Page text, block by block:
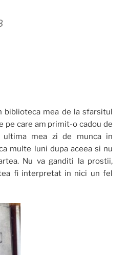
biblioteca mea de la sfarsitul
pe care am primit-o cadou de
mea zi de munca in
multe luni dupa aceea si nu
Nu va ganditi la prostii,
fi interpretat in nici un fel